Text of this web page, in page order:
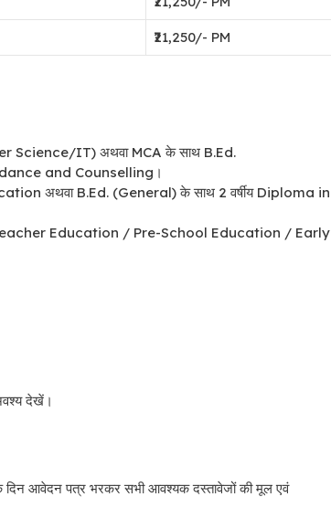
₹21,250/- PM
Science/IT) अथवा MCA के साथ B.Ed.
and Counselling।
अथवा B.Ed. (General) के साथ 2 वर्षीय Diploma in
Teacher Education / Pre-School Education / Early
देखें।
दिन आवेदन पत्र भरकर सभी आवश्यक दस्तावेजों की मूल एवं